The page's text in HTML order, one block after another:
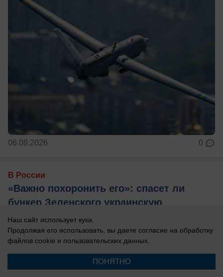
06.08.2026 0
В России
«Важно похоронить его»: спасет ли
бункер Зеленского украинскую
«верхушку» — кого надо уничтожить
первым
Украина осталась без ПВО и многие объекты
теперь не защищены.
Наш сайт использует куки.
Продолжая его использовать, вы даете согласие на обработку
файлов cookie и пользовательских данных.
ПОНЯТНО